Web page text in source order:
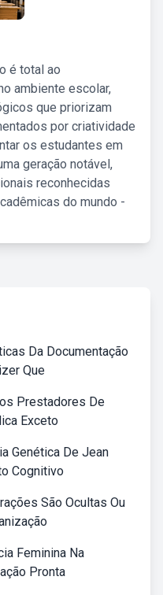
é total ao
ambiente escolar,
que priorizam
por criatividade
os estudantes em
geração notável,
reconhecidas
do mundo -
Da Documentação
Que
Prestadores De
Exceto
Genética De Jean
Cognitivo
São Ocultas Ou
Feminina Na
Pronta